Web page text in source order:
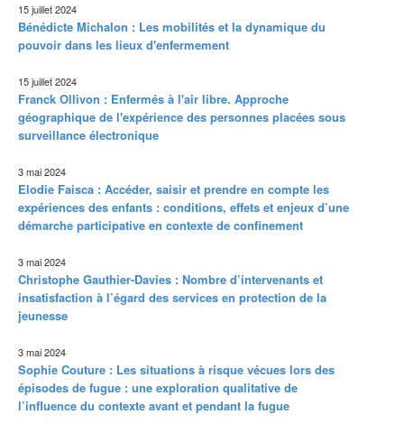
15 juillet 2024
Bénédicte Michalon : Les mobilités et la dynamique du
pouvoir dans les lieux d'enfermement
15 juillet 2024
Franck Ollivon : Enfermés à l'air libre. Approche
géographique de l'expérience des personnes placées sous
surveillance électronique
3 mai 2024
Elodie Faisca : Accéder, saisir et prendre en compte les
expériences des enfants : conditions, effets et enjeux d’une
démarche participative en contexte de confinement
3 mai 2024
Christophe Gauthier-Davies : Nombre d’intervenants et
insatisfaction à l’égard des services en protection de la
jeunesse
3 mai 2024
Sophie Couture : Les situations à risque vécues lors des
épisodes de fugue : une exploration qualitative de
l’influence du contexte avant et pendant la fugue